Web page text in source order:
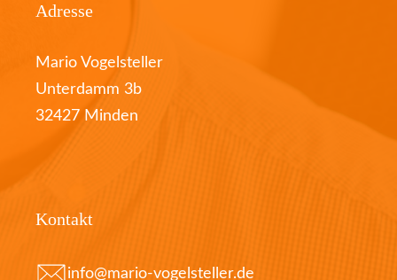
Adresse
Mario Vogelsteller
Unterdamm 3b
32427 Minden
Kontakt
info@mario-vogelsteller.de